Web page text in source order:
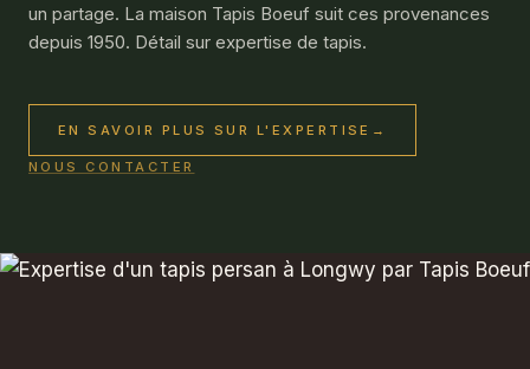
un partage. La maison Tapis Boeuf suit ces provenances
depuis 1950. Détail sur expertise de tapis.
EN SAVOIR PLUS SUR L'EXPERTISE →
NOUS CONTACTER